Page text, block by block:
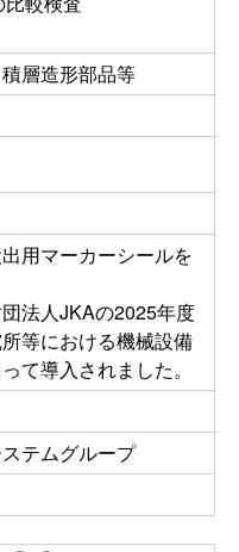
層造形部品等
用マーカーシールを
法人JKAの2025年度
等における機械設備
て導入されました。
テムグループ